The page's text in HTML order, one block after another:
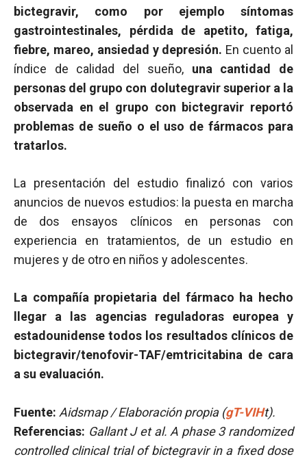
bictegravir, como por ejemplo síntomas
gastrointestinales, pérdida de apetito, fatiga,
fiebre, mareo, ansiedad y depresión. En cuento al
índice de calidad del sueño, una cantidad de
personas del grupo con dolutegravir superior a la
observada en el grupo con bictegravir reportó
problemas de sueño o el uso de fármacos para
tratarlos.
La presentación del estudio finalizó con varios
anuncios de nuevos estudios: la puesta en marcha
de dos ensayos clínicos en personas con
experiencia en tratamientos, de un estudio en
mujeres y de otro en niños y adolescentes.
La compañía propietaria del fármaco ha hecho
llegar a las agencias reguladoras europea y
estadounidense todos los resultados clínicos de
bictegravir/tenofovir-TAF/emtricitabina de cara
a su evaluación.
Fuente: Aidsmap / Elaboración propia (gT-VIHt).
Referencias: Gallant J et al. A phase 3 randomized
controlled clinical trial of bictegravir in a fixed dose